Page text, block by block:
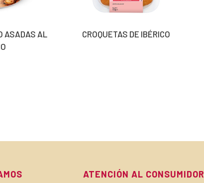
ASADAS AL
CROQUETAS DE IBÉRICO
ATENCIÓN AL CONSUMIDOR